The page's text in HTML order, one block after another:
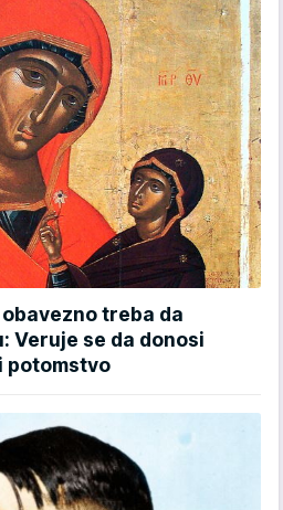
treba da
Veruje se da donosi
potomstvo